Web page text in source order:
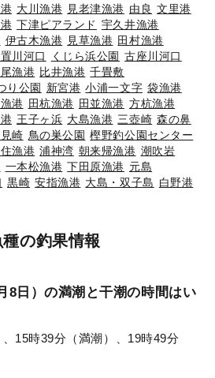
大川漁港 見老津漁港 由良 文里港
下津ピアランド 宇久井漁港
伊古木漁港 見草漁港 田村漁港
川河口 くじら浜公園 古座川河口
漁港 比井漁港 千畳敷
り公園 新宮港 小浦一文字 袋漁港
港 田杭漁港 田並漁港 方杭漁港
王子ヶ浜 大島漁港 三壺崎 森の鼻
崎 鳥の巣公園 樫野釣公園センター
漁港 浦神湾 朝来帰漁港 潮吹岩
一本松漁港 下田原漁港 元島
黒崎 安指漁港 大島・双子島 白野港
の釣果情報
8日）の満潮と干潮の時間はい
15時39分（満潮）、19時49分